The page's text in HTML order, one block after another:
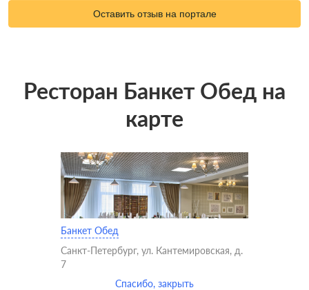
Оставить отзыв на портале
Ресторан Банкет Обед на
карте
Банкет Обед
Санкт-Петербург, ул. Кантемировская, д.
7
Спасибо, закрыть